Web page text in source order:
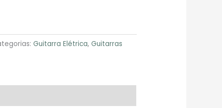
Guitarra Elétrica, Guitarras